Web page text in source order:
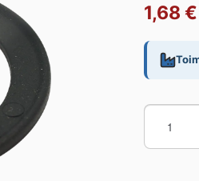
1,68 €
Oras
Oras